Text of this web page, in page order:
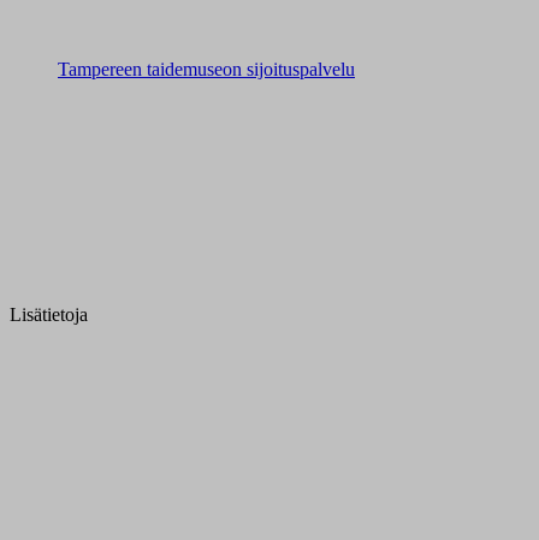
Tampereen taidemuseon sijoituspalvelu
Lisätietoja